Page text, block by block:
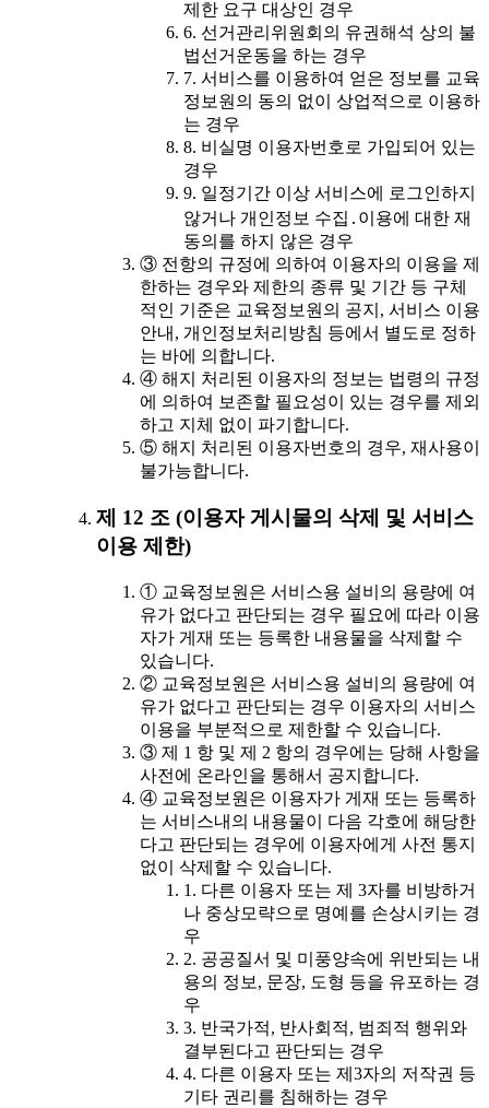
제한 요구 대상인 경우
6. 선거관리위원회의 유권해석 상의 불
법선거운동을 하는 경우
7. 서비스를 이용하여 얻은 정보를 교육
정보원의 동의 없이 상업적으로 이용하
는 경우
8. 비실명 이용자번호로 가입되어 있는
경우
9. 일정기간 이상 서비스에 로그인하지
않거나 개인정보 수집․이용에 대한 재
동의를 하지 않은 경우
③ 전항의 규정에 의하여 이용자의 이용을 제
한하는 경우와 제한의 종류 및 기간 등 구체
적인 기준은 교육정보원의 공지, 서비스 이용
안내, 개인정보처리방침 등에서 별도로 정하
는 바에 의합니다.
④ 해지 처리된 이용자의 정보는 법령의 규정
에 의하여 보존할 필요성이 있는 경우를 제외
하고 지체 없이 파기합니다.
⑤ 해지 처리된 이용자번호의 경우, 재사용이
불가능합니다.
제 12 조 (이용자 게시물의 삭제 및 서비스
이용 제한)
① 교육정보원은 서비스용 설비의 용량에 여
유가 없다고 판단되는 경우 필요에 따라 이용
자가 게재 또는 등록한 내용물을 삭제할 수
있습니다.
② 교육정보원은 서비스용 설비의 용량에 여
유가 없다고 판단되는 경우 이용자의 서비스
이용을 부분적으로 제한할 수 있습니다.
③ 제 1 항 및 제 2 항의 경우에는 당해 사항을
사전에 온라인을 통해서 공지합니다.
④ 교육정보원은 이용자가 게재 또는 등록하
는 서비스내의 내용물이 다음 각호에 해당한
다고 판단되는 경우에 이용자에게 사전 통지
없이 삭제할 수 있습니다.
1. 다른 이용자 또는 제 3자를 비방하거
나 중상모략으로 명예를 손상시키는 경
우
2. 공공질서 및 미풍양속에 위반되는 내
용의 정보, 문장, 도형 등을 유포하는 경
우
3. 반국가적, 반사회적, 범죄적 행위와
결부된다고 판단되는 경우
4. 다른 이용자 또는 제3자의 저작권 등
기타 권리를 침해하는 경우